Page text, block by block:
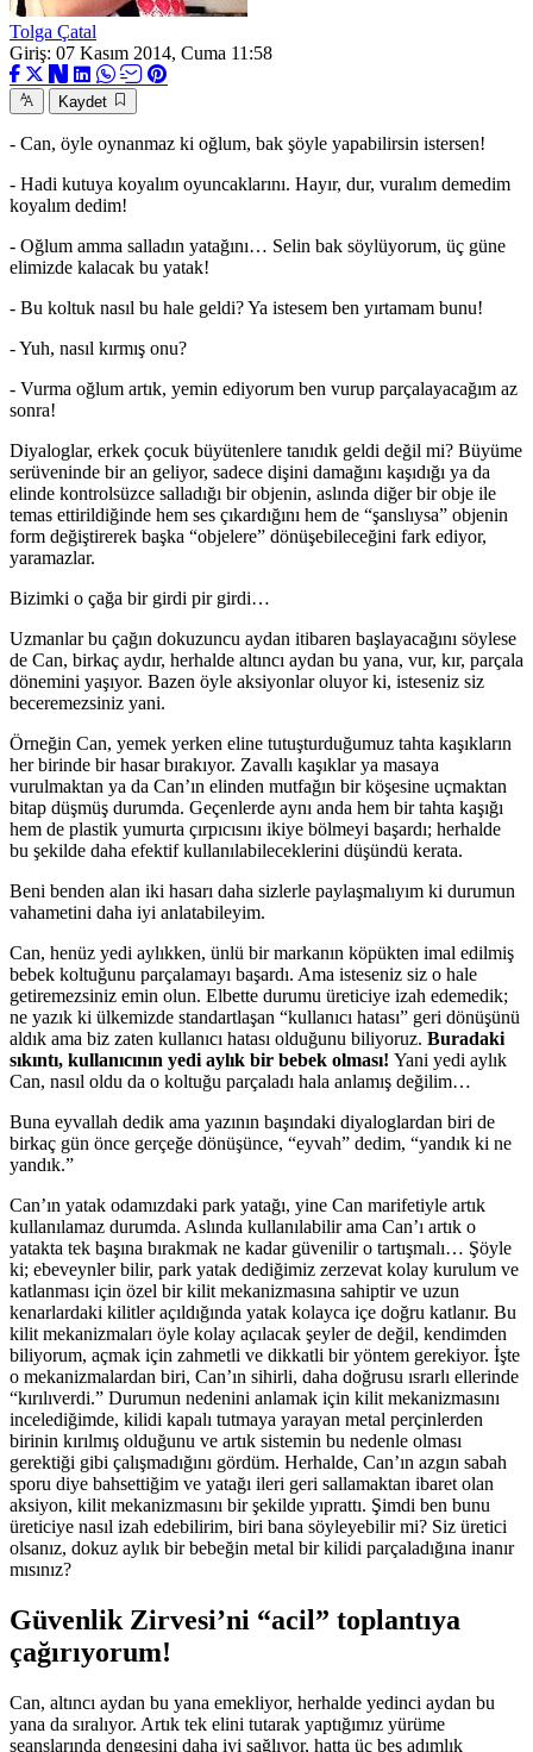
Tolga Çatal
Giriş: 07 Kasım 2014, Cuma 11:58
Kaydet
- Can, öyle oynanmaz ki oğlum, bak şöyle yapabilirsin istersen!
- Hadi kutuya koyalım oyuncaklarını. Hayır, dur, vuralım demedim
koyalım dedim!
- Oğlum amma salladın yatağını… Selin bak söylüyorum, üç güne
elimizde kalacak bu yatak!
- Bu koltuk nasıl bu hale geldi? Ya istesem ben yırtamam bunu!
- Yuh, nasıl kırmış onu?
- Vurma oğlum artık, yemin ediyorum ben vurup parçalayacağım az
sonra!
Diyaloglar, erkek çocuk büyütenlere tanıdık geldi değil mi? Büyüme
serüveninde bir an geliyor, sadece dişini damağını kaşıdığı ya da
elinde kontrolsüzce salladığı bir objenin, aslında diğer bir obje ile
temas ettirildiğinde hem ses çıkardığını hem de “şanslıysa” objenin
form değiştirerek başka “objelere” dönüşebileceğini fark ediyor,
yaramazlar.
Bizimki o çağa bir girdi pir girdi…
Uzmanlar bu çağın dokuzuncu aydan itibaren başlayacağını söylese
de Can, birkaç aydır, herhalde altıncı aydan bu yana, vur, kır, parçala
dönemini yaşıyor. Bazen öyle aksiyonlar oluyor ki, isteseniz siz
beceremezsiniz yani.
Örneğin Can, yemek yerken eline tutuşturduğumuz tahta kaşıkların
her birinde bir hasar bırakıyor. Zavallı kaşıklar ya masaya
vurulmaktan ya da Can’ın elinden mutfağın bir köşesine uçmaktan
bitap düşmüş durumda. Geçenlerde aynı anda hem bir tahta kaşığı
hem de plastik yumurta çırpıcısını ikiye bölmeyi başardı; herhalde
bu şekilde daha efektif kullanılabileceklerini düşündü kerata.
Beni benden alan iki hasarı daha sizlerle paylaşmalıyım ki durumun
vahametini daha iyi anlatabileyim.
Can, henüz yedi aylıkken, ünlü bir markanın köpükten imal edilmiş
bebek koltuğunu parçalamayı başardı. Ama isteseniz siz o hale
getiremezsiniz emin olun. Elbette durumu üreticiye izah edemedik;
ne yazık ki ülkemizde standartlaşan “kullanıcı hatası” geri dönüşünü
aldık ama biz zaten kullanıcı hatası olduğunu biliyoruz. Buradaki
sıkıntı, kullanıcının yedi aylık bir bebek olması! Yani yedi aylık
Can, nasıl oldu da o koltuğu parçaladı hala anlamış değilim…
Buna eyvallah dedik ama yazının başındaki diyaloglardan biri de
birkaç gün önce gerçeğe dönüşünce, “eyvah” dedim, “yandık ki ne
yandık.”
Can’ın yatak odamızdaki park yatağı, yine Can marifetiyle artık
kullanılamaz durumda. Aslında kullanılabilir ama Can’ı artık o
yatakta tek başına bırakmak ne kadar güvenilir o tartışmalı… Şöyle
ki; ebeveynler bilir, park yatak dediğimiz zerzevat kolay kurulum ve
katlanması için özel bir kilit mekanizmasına sahiptir ve uzun
kenarlardaki kilitler açıldığında yatak kolayca içe doğru katlanır. Bu
kilit mekanizmaları öyle kolay açılacak şeyler de değil, kendimden
biliyorum, açmak için zahmetli ve dikkatli bir yöntem gerekiyor. İşte
o mekanizmalardan biri, Can’ın sihirli, daha doğrusu ısrarlı ellerinde
“kırılıverdi.” Durumun nedenini anlamak için kilit mekanizmasını
incelediğimde, kilidi kapalı tutmaya yarayan metal perçinlerden
birinin kırılmış olduğunu ve artık sistemin bu nedenle olması
gerektiği gibi çalışmadığını gördüm. Herhalde, Can’ın azgın sabah
sporu diye bahsettiğim ve yatağı ileri geri sallamaktan ibaret olan
aksiyon, kilit mekanizmasını bir şekilde yıprattı. Şimdi ben bunu
üreticiye nasıl izah edebilirim, biri bana söyleyebilir mi? Siz üretici
olsanız, dokuz aylık bir bebeğin metal bir kilidi parçaladığına inanır
mısınız?
Güvenlik Zirvesi’ni “acil” toplantıya
çağırıyorum!
Can, altıncı aydan bu yana emekliyor, herhalde yedinci aydan bu
yana da sıralıyor. Artık tek elini tutarak yaptığımız yürüme
seanslarında dengesini daha iyi sağlıyor, hatta üç beş adımlık